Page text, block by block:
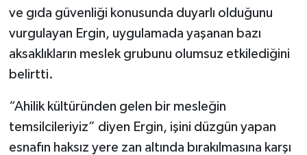
ve gıda güvenliği konusunda duyarlı olduğunu
vurgulayan Ergin, uygulamada yaşanan bazı
aksaklıkların meslek grubunu olumsuz etkilediğini
belirtti.
“Ahilik kültüründen gelen bir mesleğin
temsilcileriyiz” diyen Ergin, işini düzgün yapan
esnafın haksız yere zan altında bırakılmasına karşı